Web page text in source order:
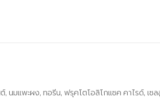
นมแพะผง, ทอรีน, ฟรุคโตโอลิโกแซค คาไรด์, เซ